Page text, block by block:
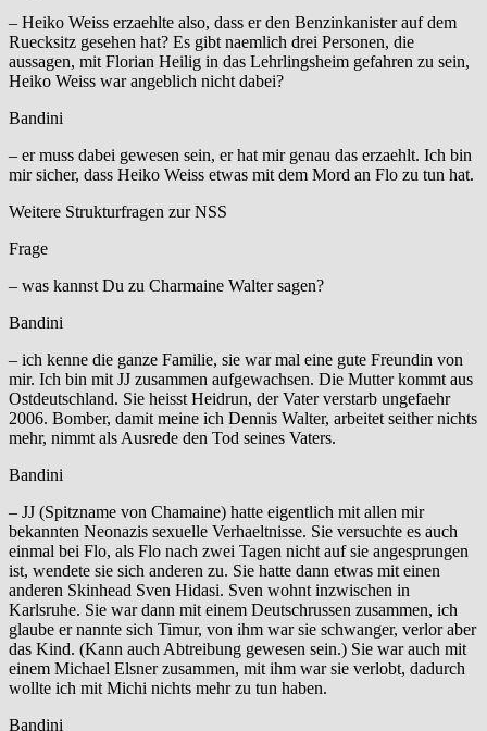
– Heiko Weiss erzaehlte also, dass er den Benzinkanister auf dem
Ruecksitz gesehen hat? Es gibt naemlich drei Personen, die
aussagen, mit Florian Heilig in das Lehrlingsheim gefahren zu sein,
Heiko Weiss war angeblich nicht dabei?
Bandini
– er muss dabei gewesen sein, er hat mir genau das erzaehlt. Ich bin
mir sicher, dass Heiko Weiss etwas mit dem Mord an Flo zu tun hat.
Weitere Strukturfragen zur NSS
Frage
– was kannst Du zu Charmaine Walter sagen?
Bandini
– ich kenne die ganze Familie, sie war mal eine gute Freundin von
mir. Ich bin mit JJ zusammen aufgewachsen. Die Mutter kommt aus
Ostdeutschland. Sie heisst Heidrun, der Vater verstarb ungefaehr
2006. Bomber, damit meine ich Dennis Walter, arbeitet seither nichts
mehr, nimmt als Ausrede den Tod seines Vaters.
Bandini
– JJ (Spitzname von Chamaine) hatte eigentlich mit allen mir
bekannten Neonazis sexuelle Verhaeltnisse. Sie versuchte es auch
einmal bei Flo, als Flo nach zwei Tagen nicht auf sie angesprungen
ist, wendete sie sich anderen zu. Sie hatte dann etwas mit einen
anderen Skinhead Sven Hidasi. Sven wohnt inzwischen in
Karlsruhe. Sie war dann mit einem Deutschrussen zusammen, ich
glaube er nannte sich Timur, von ihm war sie schwanger, verlor aber
das Kind. (Kann auch Abtreibung gewesen sein.) Sie war auch mit
einem Michael Elsner zusammen, mit ihm war sie verlobt, dadurch
wollte ich mit Michi nichts mehr zu tun haben.
Bandini